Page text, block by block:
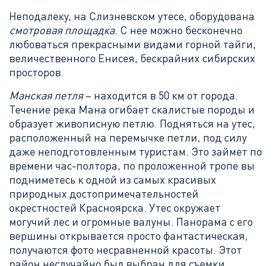
Неподалеку, на Слизневском утесе, оборудована
смотровая площадка. С нее можно бесконечно
любоваться прекрасными видами горной тайги,
величественного Енисея, бескрайних сибирских
просторов.
Манская петля– находится в 50 км от города.
Течение река Мана огибает скалистые породы и
образует живописную петлю. Подняться на утес,
расположенный на перемычке петли, под силу
даже неподготовленным туристам. Это займет по
времени час-полтора, по проложенной тропе вы
подниметесь к одной из самых красивых
природных достопримечательностей
окрестностей Красноярска. Утес окружает
могучий лес и огромные валуны. Панорама с его
вершины открывается просто фантастическая,
получаются фото несравненной красоты. Этот